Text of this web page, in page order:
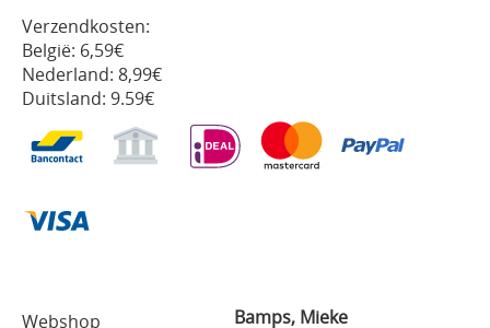
Webshop Bamps, Mieke
Verzendkosten:
België: 6,59€
Nederland: 8,99€
Duitsland: 9.59€